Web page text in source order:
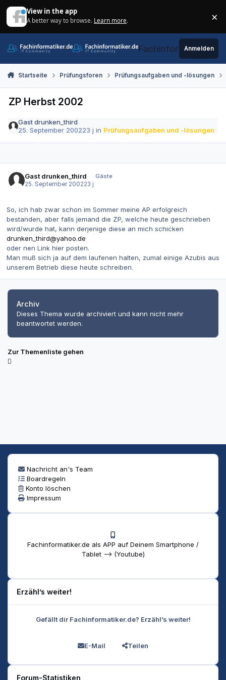
View in the app
A better way to browse. Learn more. ×
Fachinformatiker.de
Anmelden
Startseite Prüfungsforen Prüfungsaufgaben und -lösungen
ZP Herbst 2002
Gast drunken_third
25. September 200223 j in Prüfungsaufgaben und -lösungen
Gast drunken_third
Gäste
25. September 200223 j
So, ich hab zwar schon im Sommer meine AP erfolgreich
bestanden, aber falls jemand die ZP, welche heute geschrieben
wird/wurde hat, kann derjenige diese an mich schicken
drunken_third@yahoo.de
oder nen Link hier posten.
Man muß sich ja auf dem laufenen halten, zumal einige Azubis aus
unserem Betrieb diese heute schreiben.
Archiv
Dieses Thema wurde archiviert und kann nicht mehr
beantwortet werden.
Zur Themenliste gehen
Nachricht an's Team
Boardregeln
Konto löschen
Impressum
Fachinformatiker.de als APP auf Deinem Smartphone /
Tablet --> (Youtube)
Erzähl’s weiter!
Gefällt dir Fachinformatiker.de? Erzähl’s weiter!
E-Mail Teilen
Forum-Statistiken